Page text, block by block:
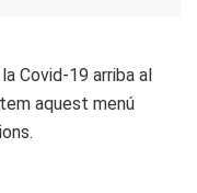
Covid-19 arriba al
aquest menú